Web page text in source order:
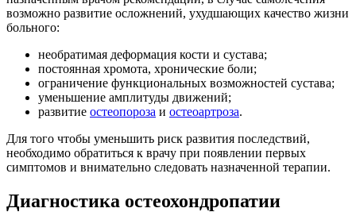
возможно развитие осложнений, ухудшающих качество жизни
больного:
необратимая деформация кости и сустава;
постоянная хромота, хронические боли;
ограничение функциональных возможностей сустава;
уменьшение амплитуды движений;
развитие остеопороза и остеоартроза.
Для того чтобы уменьшить риск развития последствий,
необходимо обратиться к врачу при появлении первых
симптомов и внимательно следовать назначенной терапии.
Диагностика остеохондропатии